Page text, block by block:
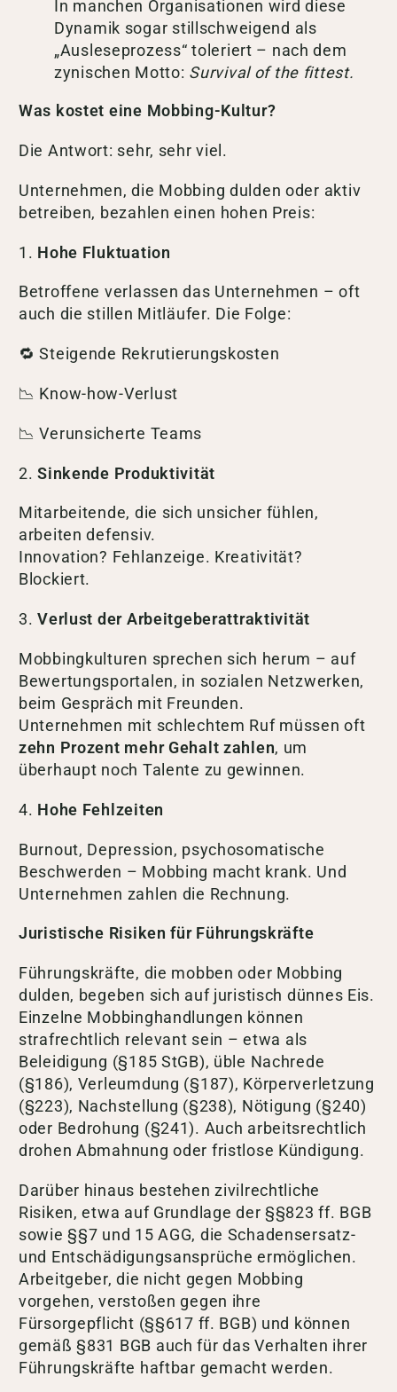
In manchen Organisationen wird diese
Dynamik sogar stillschweigend als
„Ausleseprozess“ toleriert – nach dem
zynischen Motto: Survival of the fittest.
Was kostet eine Mobbing-Kultur?
Die Antwort: sehr, sehr viel.
Unternehmen, die Mobbing dulden oder aktiv
betreiben, bezahlen einen hohen Preis:
1. Hohe Fluktuation
Betroffene verlassen das Unternehmen – oft
auch die stillen Mitläufer. Die Folge:
🔁 Steigende Rekrutierungskosten
📉 Know-how-Verlust
📉 Verunsicherte Teams
2.Sinkende Produktivität
Mitarbeitende, die sich unsicher fühlen,
arbeiten defensiv.
Innovation? Fehlanzeige. Kreativität?
Blockiert.
3.Verlust der Arbeitgeberattraktivität
Mobbingkulturen sprechen sich herum – auf
Bewertungsportalen, in sozialen Netzwerken,
beim Gespräch mit Freunden.
Unternehmen mit schlechtem Ruf müssen oft
zehn Prozent mehr Gehalt zahlen, um
überhaupt noch Talente zu gewinnen.
4. Hohe Fehlzeiten
Burnout, Depression, psychosomatische
Beschwerden – Mobbing macht krank. Und
Unternehmen zahlen die Rechnung.
Juristische Risiken für Führungskräfte
Führungskräfte, die mobben oder Mobbing
dulden, begeben sich auf juristisch dünnes Eis.
Einzelne Mobbinghandlungen können
strafrechtlich relevant sein – etwa als
Beleidigung (§185 StGB), üble Nachrede
(§186), Verleumdung (§187), Körperverletzung
(§223), Nachstellung (§238), Nötigung (§240)
oder Bedrohung (§241). Auch arbeitsrechtlich
drohen Abmahnung oder fristlose Kündigung.
Darüber hinaus bestehen zivilrechtliche
Risiken, etwa auf Grundlage der §§823 ff. BGB
sowie §§7 und 15 AGG, die Schadensersatz-
und Entschädigungsansprüche ermöglichen.
Arbeitgeber, die nicht gegen Mobbing
vorgehen, verstoßen gegen ihre
Fürsorgepflicht (§§617 ff. BGB) und können
gemäß §831 BGB auch für das Verhalten ihrer
Führungskräfte haftbar gemacht werden.